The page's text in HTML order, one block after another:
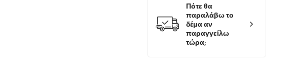
Πότε θα
παραλάβω το
δέμα αν
παραγγείλω
τώρα;